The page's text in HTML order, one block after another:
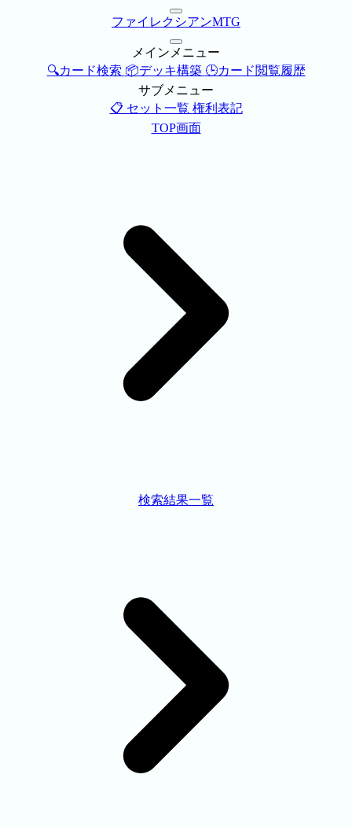
ファイレクシアンMTG
メインメニュー
🔍カード検索 📦デッキ構築 🕒カード閲覧履歴
サブメニュー
📋 セット一覧 権利表記
TOP画面
検索結果一覧